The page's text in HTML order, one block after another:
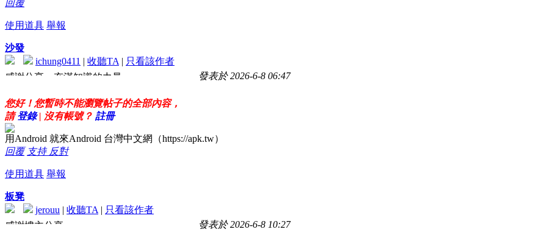
回覆
使用道具 舉報
沙發
ichung0411 | 收聽TA | 只看該作者
發表於 2026-6-8 06:47
感謝分享，充滿知識的力量
您好！您暫時不能瀏覽帖子的全部內容，
請登錄 | 沒有帳號？ 註冊
用Android 就來Android 台灣中文網（https://apk.tw）
回覆 支持 反對
使用道具 舉報
板凳
jerouu | 收聽TA | 只看該作者
發表於 2026-6-8 10:27
感謝樓主分享